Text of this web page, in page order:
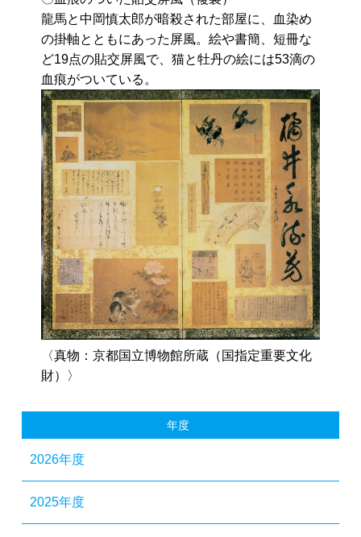
龍馬と中岡慎太郎が暗殺された部屋に、血染め
の掛軸とともにあった屏風。絵や書簡、短冊な
ど19点の貼交屏風で、猫と牡丹の絵には53滴の
血痕がついている。
〈真物：京都国立博物館所蔵（国指定重要文化
財）〉
年度
2026年度
2025年度